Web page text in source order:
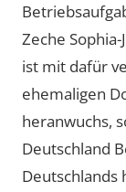
Zeche
ist mit dafür
ehemaligen
heranwuchs,
Deutschland
Deutschlands